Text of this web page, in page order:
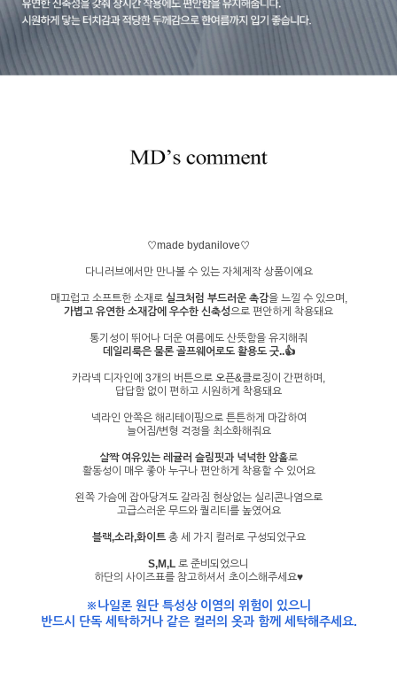
♡made bydanilove♡
다니러브에서만 만나볼 수 있는 자체제작 상품이에요
매끄럽고 소프트한 소재로 실크처럼 부드러운 촉감을 느낄 수 있으며,
가볍고 유연한 소재감에 우수한 신축성으로 편안하게 착용돼요
통기성이 뛰어나 더운 여름에도 산뜻함을 유지해줘
데일리룩은 물론 골프웨어로도 활용도 굿..👍
카라넥 디자인에 3개의 버튼으로 오픈&클로징이 간편하며,
답답함 없이 편하고 시원하게 착용돼요
넥라인 안쪽은 해리테이핑으로 튼튼하게 마감하여
늘어짐/변형 걱정을 최소화해줘요
살짝 여유있는 레귤러 슬림핏과 넉넉한 암홀로
활동성이 매우 좋아 누구나 편안하게 착용할 수 있어요
왼쪽 가슴에 잡아당겨도 갈라짐 현상없는 실리콘나염으로
고급스러운 무드와 퀄리티를 높였어요
블랙,소라,화이트총 세 가지 컬러로 구성되었구요
S,M,L 로 준비되었으니
하단의 사이즈표를 참고하셔서 초이스해주세요♥
※나일론 원단 특성상 이염의 위험이 있으니
반드시 단독 세탁하거나 같은 컬러의 옷과 함께 세탁해주세요.